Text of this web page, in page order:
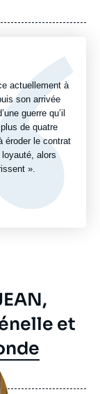
actuellement à
son arrivée
guerre qu’il
de quatre
éroder le contrat
alors
».
et